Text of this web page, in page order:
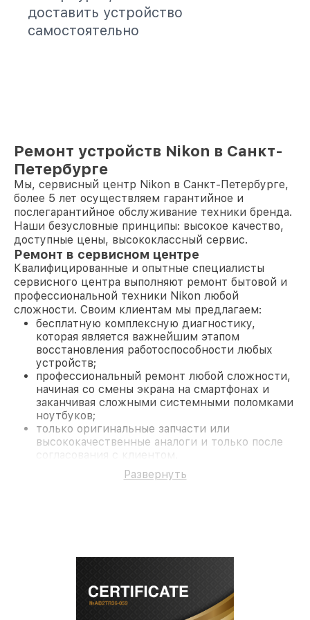
доставить устройство
самостоятельно
Ремонт устройств Nikon в Санкт-
Петербурге
Мы, сервисный центр Nikon в Санкт-Петербурге,
более 5 лет осуществляем гарантийное и
послегарантийное обслуживание техники бренда.
Наши безусловные принципы: высокое качество,
доступные цены, высококлассный сервис.
Ремонт в сервисном центре
Квалифицированные и опытные специалисты
сервисного центра выполняют ремонт бытовой и
профессиональной техники Nikon любой
сложности. Своим клиентам мы предлагаем:
бесплатную комплексную диагностику,
которая является важнейшим этапом
восстановления работоспособности любых
устройств;
профессиональный ремонт любой сложности,
начиная со смены экрана на смартфонах и
заканчивая сложными системными поломками
ноутбуков;
только оригинальные запчасти или
высококачественные аналоги и только после
согласования с клиентом.
На все работы и замененные комплектующие
предоставляется длительная гарантия. В случае
современное оборудование и
лицензированное ПО в ремонтно-
Развернуть